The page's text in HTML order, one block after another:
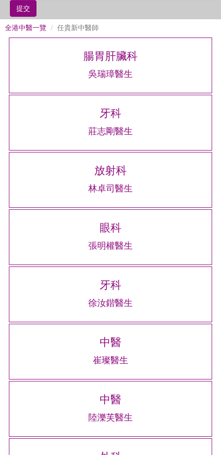
提交
全港中醫一覽 任貴新中醫師
腸胃肝臟科
吳瑞璋醫生
牙科
莊志剛醫生
放射科
林卓司醫生
眼科
張明權醫生
牙科
徐汝鍇醫生
中醫
崔璨醫生
中醫
陸濼芙醫生